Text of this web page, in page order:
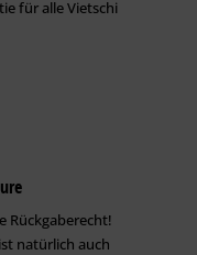
für alle Vietschi
Rückgaberecht!
natürlich auch